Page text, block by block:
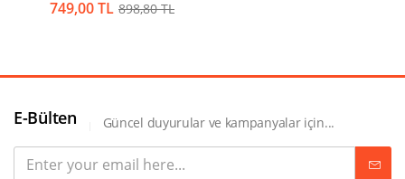
749,00TL 898,80TL
E-Bülten Güncel duyurular ve kampanyalar için...